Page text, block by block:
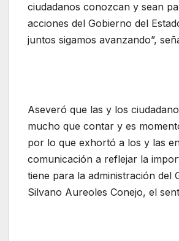
ciudadanos conozcan y sean
acciones del Gobierno del
juntos sigamos avanzando”,
Aseveró que las y los
mucho que contar y es
por lo que exhortó a los y las
comunicación a reflejar la
tiene para la administración del
Silvano Aureoles Conejo, el